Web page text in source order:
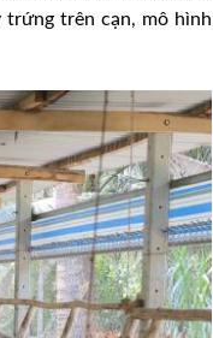
trứng trên cạn, mô hình